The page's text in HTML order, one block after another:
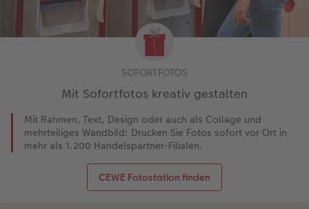
SOFORTFOTOS
Mit Sofortfotos kreativ gestalten
Mit Rahmen, Text, Design oder auch als Collage und
mehrteiliges Wandbild: Drucken Sie Fotos sofort vor Ort in
mehr als 1.200 Handelspartner-Filialen.
CEWE Fotostation finden